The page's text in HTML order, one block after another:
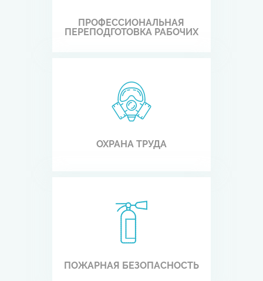
ПРОФЕССИОНАЛЬНАЯ
ПЕРЕПОДГОТОВКА РАБОЧИХ
ОХРАНА ТРУДА
ПОЖАРНАЯ БЕЗОПАСНОСТЬ